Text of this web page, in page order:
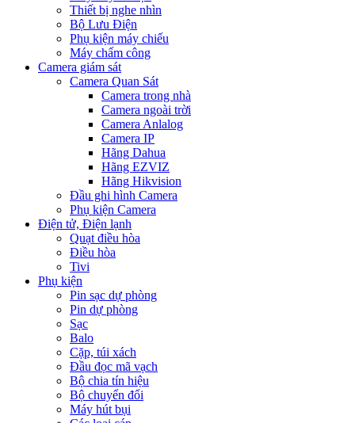
Thiết bị nghe nhìn
Bộ Lưu Điện
Phụ kiện máy chiếu
Máy chấm công
Camera giám sát
Camera Quan Sát
Camera trong nhà
Camera ngoài trời
Camera Anlalog
Camera IP
Hãng Dahua
Hãng EZVIZ
Hãng Hikvision
Đầu ghi hình Camera
Phụ kiện Camera
Điện tử, Điện lạnh
Quạt điều hòa
Điều hòa
Tivi
Phụ kiện
Pin sạc dự phòng
Pin dự phòng
Sạc
Balo
Cặp, túi xách
Đầu đọc mã vạch
Bộ chia tín hiệu
Bộ chuyển đổi
Máy hút bụi